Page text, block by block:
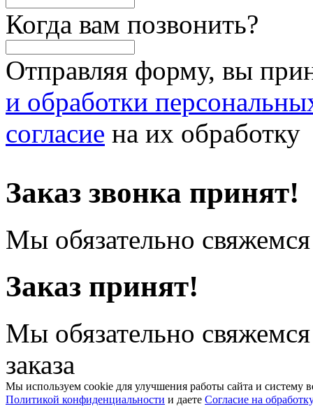
Когда вам позвонить?
Отправляя форму, вы
и обработки
согласие на их обработку
Заказ звонка принят!
Мы обязательно
Заказ принят!
Мы обязательно
заказа
Мы используем cookie для улучшения работы сайта и систему
Политикой конфиденциальности и даете Согласие на